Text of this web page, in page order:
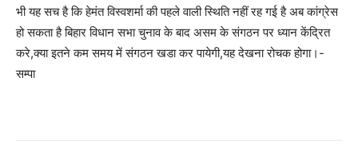
भी यह सच है कि हेमंत विस्वशर्मा की पहले वाली स्थिति नहीं रह गई है अब कांग्रेस
हो सकता है बिहार विधान सभा चुनाव के बाद असम के संगठन पर ध्यान केंद्रित
करे,क्या इतने कम समय में संगठन खडा कर पायेगी,यह देखना रोचक होगा।-
सम्पा